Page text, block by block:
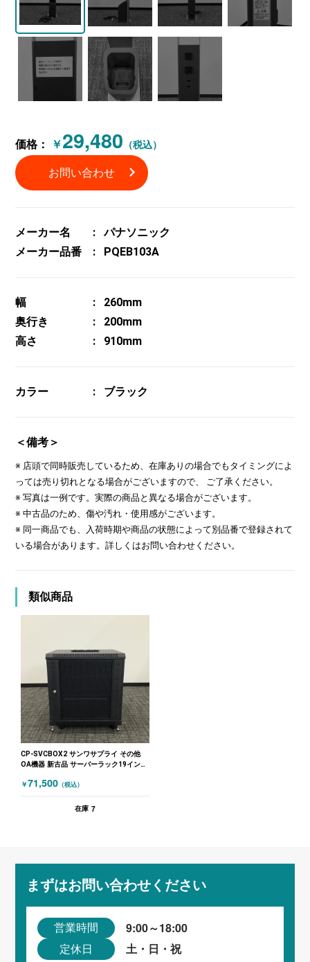
価格： ￥29,480 （税込）
お問い合わせ
メーカー名
パナソニック
メーカー品番
PQEB103A
幅
260mm
奥行き
200mm
高さ
910mm
カラー ブラック
＜備考＞
※ 店頭で同時販売しているため、在庫ありの場合でもタイミングによ
っては売り切れとなる場合がございますので、 ご了承ください。
※ 写真は一例です。実際の商品と異なる場合がございます。
※ 中古品のため、傷や汚れ・使用感がございます。
※ 同一商品でも、入荷時期や商品の状態によって別品番で登録されて
いる場合があります。詳しくはお問い合わせください。
類似商品
CP-SVCBOX2 サンワサプライ その他
OA機器 新古品 サーバーラック19インチ
￥71,500 （税込）
在庫 7
まずはお問い合わせください
営業時間 9:00～18:00
定休日 土・日・祝